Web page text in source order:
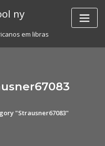
ny
em libras
"Strausner67083"